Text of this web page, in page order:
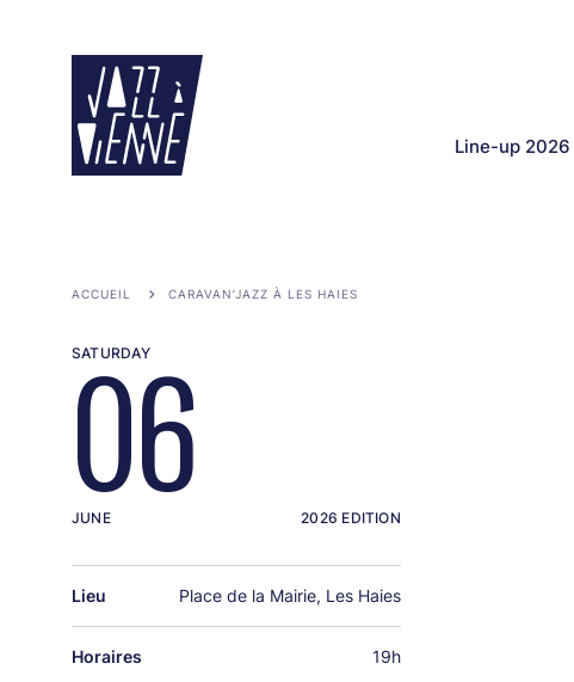
Line-up 2026
ACCUEIL CARAVAN’JAZZ À LES HAIES
SATURDAY
06
JUNE 2026 EDITION
Lieu Place de la Mairie, Les Haies
Horaires 19h